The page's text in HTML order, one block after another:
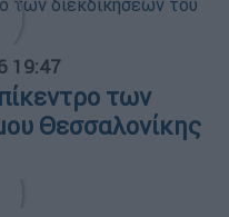
19:47
των
Θεσσαλονίκης